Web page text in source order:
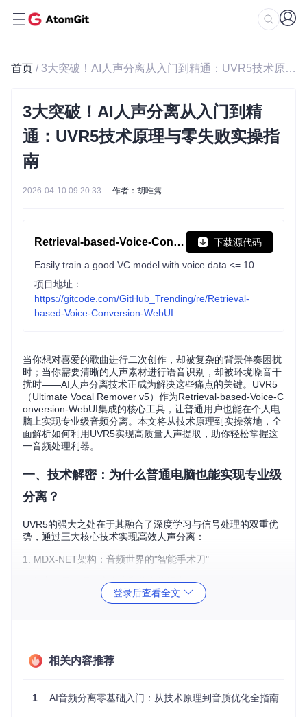
首页 / 3大突破！AI人声分离从入门到精通：UVR5技术原理与零失败实操指南
3大突破！AI人声分离从入门到精
通：UVR5技术原理与零失败实操指
南
2026-04-10 09:20:33 作者：胡唯隽
Retrieval-based-Voice-Conversion-WebUI 下载源代码
项目地址：
https://gitcode.com/GitHub_Trending/re/Retrieval-
based-Voice-Conversion-WebUI
当你想对喜爱的歌曲进行二次创作，却被复杂的背景伴奏困扰
时；当你需要清晰的人声素材进行语音识别，却被环境噪音干
扰时——AI人声分离技术正成为解决这些痛点的关键。UVR5
（Ultimate Vocal Remover v5）作为Retrieval-based-Voice-C
onversion-WebUI集成的核心工具，让普通用户也能在个人电
脑上实现专业级音频分离。本文将从技术原理到实操落地，全
面解析如何利用UVR5实现高质量人声提取，助你轻松掌握这
一音频处理利器。
一、技术解密：为什么普通电脑也能实现专业级
分离？
UVR5的强大之处在于其融合了深度学习与信号处理的双重优
势，通过三大核心技术实现高效人声分离：
1. MDX-NET架构：音频世界的"智能手术刀"
想象音频是一幅包含人声和伴奏的混合画，UVR5的MDX-NET
架构就像一位经验丰富的外科医生，能够精准识别并分离不同
声源。它通过预训练的深度神经网络，将音频分解为2048个频
2. 实时频谱分析：动态追踪声音特征
常集中在200Hz-5kHz）时，系统会自动强化该频段信号，同
登录后查看全文
相关内容推荐
1 AI音频分离零基础入门：从技术原理到音质优化全指南